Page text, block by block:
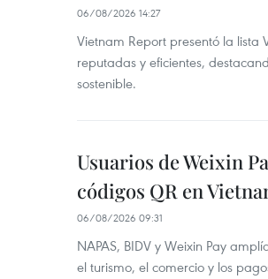
06/08/2026 14:27
Vietnam Report presentó la lista
reputadas y eficientes,
sostenible.
Usuarios de Weixin
códigos QR en
06/08/2026 09:31
NAPAS, BIDV y Weixin Pay
el turismo, el comercio y los